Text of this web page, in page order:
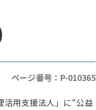
ページ番号：P-010365
活用支援法人」に“公益